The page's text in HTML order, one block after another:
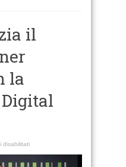
il
la
disabilitatisu
potenzia
il